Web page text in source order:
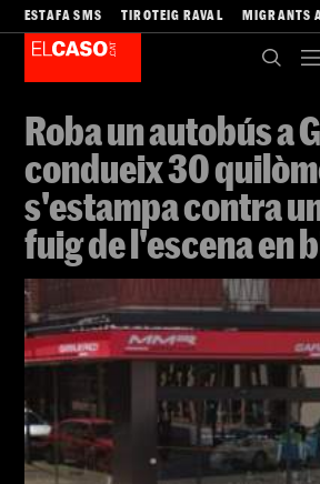
ESTAFA SMS TIROTEIG RAVAL MIGRANTS
Roba un autobús a
condueix 30
s'estampa contra
fuig de l'escena en